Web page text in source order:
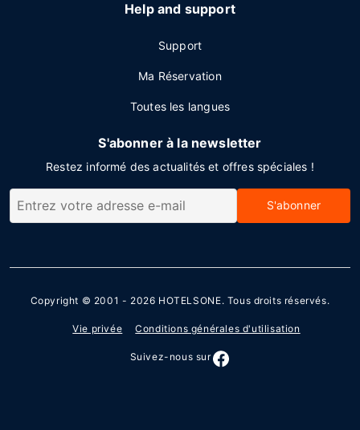
Help and support
Support
Ma Réservation
Toutes les langues
S'abonner à la newsletter
Restez informé des actualités et offres spéciales !
S'abonner
Copyright © 2001 - 2026 HOTELSONE. Tous droits réservés.
Vie privée Conditions générales d'utilisation
Suivez-nous sur